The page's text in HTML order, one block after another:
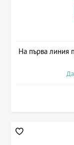
На първа линия